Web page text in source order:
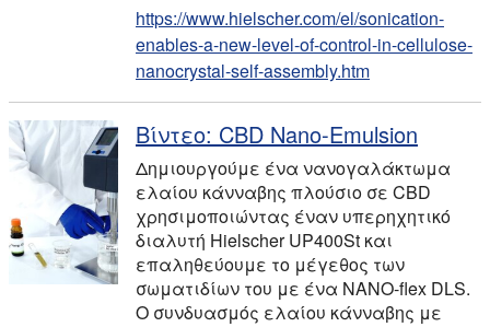
https://www.hielscher.com/el/sonication-
enables-a-new-level-of-control-in-cellulose-
nanocrystal-self-assembly.htm
Βίντεο: CBD Nano-Emulsion
Δημιουργούμε ένα νανογαλάκτωμα
ελαίου κάνναβης πλούσιο σε CBD
χρησιμοποιώντας έναν υπερηχητικό
διαλυτή Hielscher UP400St και
επαληθεύουμε το μέγεθος των
σωματιδίων του με ένα NANO-flex DLS.
Ο συνδυασμός ελαίου κάνναβης με